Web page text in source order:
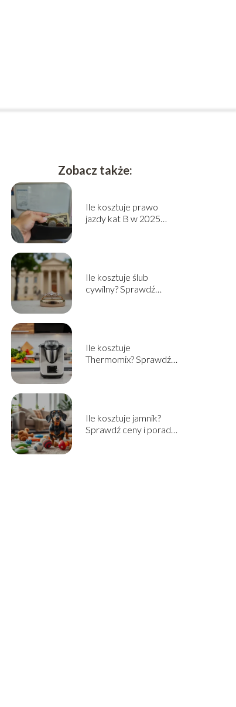
Zobacz także:
Ile kosztuje prawo
jazdy kat B w 2025
Ile kosztuje ślub
cywilny? Sprawdź
Ile kosztuje
Thermomix? Sprawdź
Ile kosztuje jamnik?
Sprawdź ceny i porady